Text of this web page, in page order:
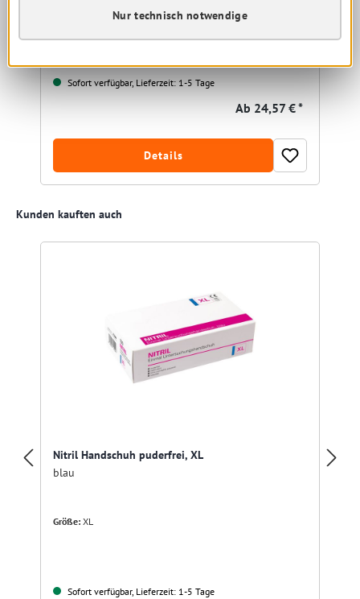
Sofort verfügbar, Lieferzeit: 1-5 Tage
Ab 24,57 € *
Details
Produktgalerie überspringen
Kunden kauften auch
Nitril Handschuh puderfrei, XL
blau
Größe: XL
Sofort verfügbar, Lieferzeit: 1-5 Tage
Nur technisch notwendige